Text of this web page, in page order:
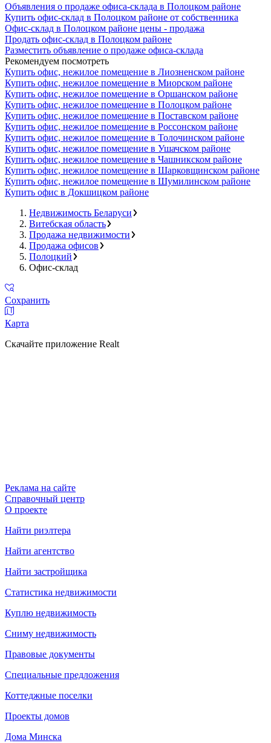
Объявления о продаже офиса-склада в Полоцком районе
Купить офис-склад в Полоцком районе от собственника
Офис-склад в Полоцком районе цены - продажа
Продать офис-склад в Полоцком районе
Разместить объявление о продаже офиса-склада
Рекомендуем посмотреть
Купить офис, нежилое помещение в Лиозненском районе
Купить офис, нежилое помещение в Миорском районе
Купить офис, нежилое помещение в Оршанском районе
Купить офис, нежилое помещение в Полоцком районе
Купить офис, нежилое помещение в Поставском районе
Купить офис, нежилое помещение в Россонском районе
Купить офис, нежилое помещение в Толочинском районе
Купить офис, нежилое помещение в Ушачском районе
Купить офис, нежилое помещение в Чашникском районе
Купить офис, нежилое помещение в Шарковщинском районе
Купить офис, нежилое помещение в Шумилинском районе
Купить офис в Докшицком районе
Недвижимость Беларуси
Витебская область
Продажа недвижимости
Продажа офисов
Полоцкий
Офис-склад
Сохранить
Карта
Скачайте приложение Realt
Реклама на сайте
Справочный центр
О проекте
Найти риэлтера
Найти агентство
Найти застройщика
Статистика недвижимости
Куплю недвижимость
Сниму недвижимость
Правовые документы
Специальные предложения
Коттеджные поселки
Проекты домов
Дома Минска